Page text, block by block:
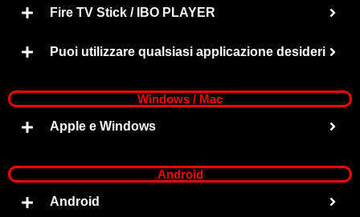
Fire TV Stick / IBO PLAYER
Puoi utilizzare qualsiasi applicazione desideri
Windows / Mac
Apple e Windows
Android
Android